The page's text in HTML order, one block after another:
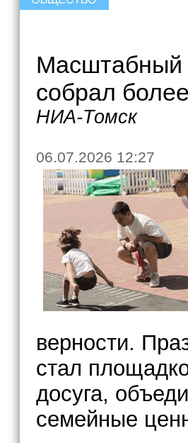
Масштабный
собрал
НИА-Томск
06.07.2026 12:27
верности.
стал
досуга,
семейные